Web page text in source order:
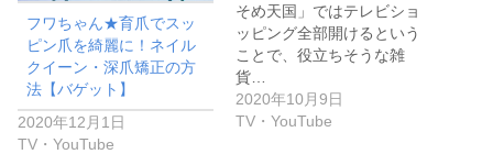
フワちゃん★育爪でスッ
ピン爪を綺麗に！ネイル
クイーン・深爪矯正の方
法【バゲット】
2020年12月1日
TV・YouTube
そめ天国」ではテレビショ
ッピング全部開けるという
ことで、役立ちそうな雑
貨…
2020年10月9日
TV・YouTube